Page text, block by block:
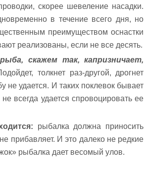
скорее шевеление насадки.
в течение всего дня, но
преимуществом оснастки
реализованы, если не все десять.
скажем так, капризничает,
толкнет раз-другой, дрогнет
не удается. И таких поклевок бывает
всегда удается спровоцировать ее
рыбалка должна приносить
прибавляет. И это далеко не редкие
рыбалка дает весомый улов.